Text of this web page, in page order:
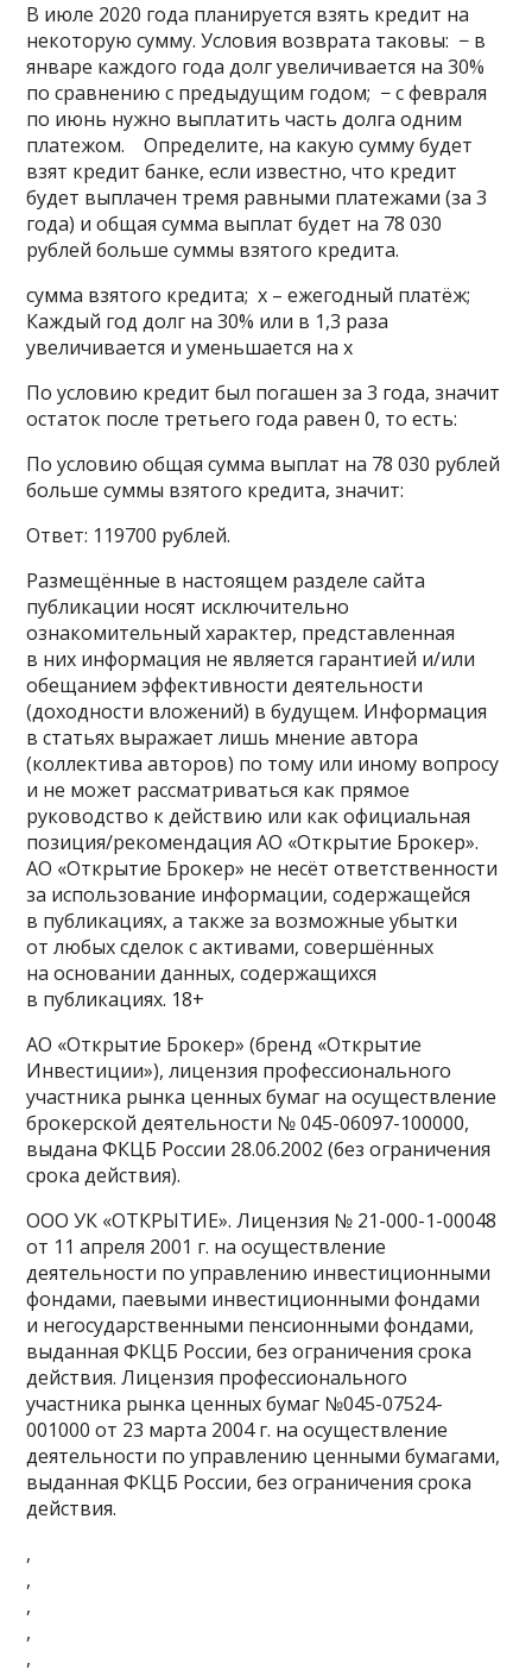
В июле 2020 года планируется взять кредит на
некоторую сумму. Условия возврата таковы: − в
январе каждого года долг увеличивается на 30%
по сравнению с предыдущим годом; − с февраля
по июнь нужно выплатить часть долга одним
платежом. Определите, на какую сумму будет
взят кредит банке, если известно, что кредит
будет выплачен тремя равными платежами (за 3
года) и общая сумма выплат будет на 78 030
рублей больше суммы взятого кредита.
сумма взятого кредита; x – ежегодный платёж;
Каждый год долг на 30% или в 1,3 раза
увеличивается и уменьшается на x
По условию кредит был погашен за 3 года, значит
остаток после третьего года равен 0, то есть:
По условию общая сумма выплат на 78 030 рублей
больше суммы взятого кредита, значит:
Ответ: 119700 рублей.
Размещённые в настоящем разделе сайта
публикации носят исключительно
ознакомительный характер, представленная
в них информация не является гарантией и/или
обещанием эффективности деятельности
(доходности вложений) в будущем. Информация
в статьях выражает лишь мнение автора
(коллектива авторов) по тому или иному вопросу
и не может рассматриваться как прямое
руководство к действию или как официальная
позиция/рекомендация АО «Открытие Брокер».
АО «Открытие Брокер» не несёт ответственности
за использование информации, содержащейся
в публикациях, а также за возможные убытки
от любых сделок с активами, совершённых
на основании данных, содержащихся
в публикациях. 18+
АО «Открытие Брокер» (бренд «Открытие
Инвестиции»), лицензия профессионального
участника рынка ценных бумаг на осуществление
брокерской деятельности № 045-06097-100000,
выдана ФКЦБ России 28.06.2002 (без ограничения
срока действия).
ООО УК «ОТКРЫТИЕ». Лицензия № 21-000-1-00048
от 11 апреля 2001 г. на осуществление
деятельности по управлению инвестиционными
фондами, паевыми инвестиционными фондами
и негосударственными пенсионными фондами,
выданная ФКЦБ России, без ограничения срока
действия. Лицензия профессионального
участника рынка ценных бумаг №045-07524-
001000 от 23 марта 2004 г. на осуществление
деятельности по управлению ценными бумагами,
выданная ФКЦБ России, без ограничения срока
действия.
,
,
,
,
,